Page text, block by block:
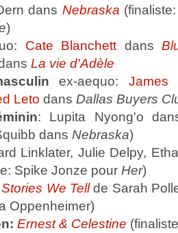
dans Nebraska
)
Cate Blanchett dans
La vie d'Adèle
ex-aequo: James
Leto dans Dallas Buyers
: Lupita Nyong'o
dans Nebraska)
Linklater, Julie Delpy,
Spike Jonze pour Her)
Stories We Tellde Sarah
Oppenheimer)
Ernest & Celestine